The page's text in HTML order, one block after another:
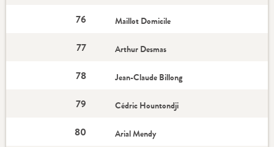
76 Maillot Domicile
77 Arthur Desmas
78 Jean-Claude Billong
79 Cédric Hountondji
80 Arial Mendy